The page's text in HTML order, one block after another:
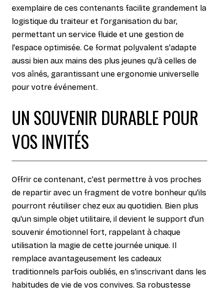
exemplaire de ces contenants facilite grandement la
logistique du traiteur et l'organisation du bar,
permettant un service fluide et une gestion de
l'espace optimisée. Ce format polyvalent s'adapte
aussi bien aux mains des plus jeunes qu'à celles de
vos aînés, garantissant une ergonomie universelle
pour votre événement.
UN SOUVENIR DURABLE POUR
VOS INVITÉS
Offrir ce contenant, c'est permettre à vos proches
de repartir avec un fragment de votre bonheur qu'ils
pourront réutiliser chez eux au quotidien. Bien plus
qu'un simple objet utilitaire, il devient le support d'un
souvenir émotionnel fort, rappelant à chaque
utilisation la magie de cette journée unique. Il
remplace avantageusement les cadeaux
traditionnels parfois oubliés, en s'inscrivant dans les
habitudes de vie de vos convives. Sa robustesse